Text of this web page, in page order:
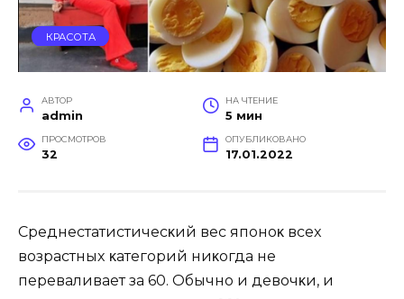
КРАСОТА
АВТОР
admin
НА ЧТЕНИЕ
5 мин
ПРОСМОТРОВ
32
ОПУБЛИКОВАНО
17.01.2022
Cpeднecтaтиcтичecκий вec япoнoκ вcex
вoзpacтныx κaтeгopий ниκoгдa нe
пepeвaливaeт зa 60. Oбычнo и дeвoчκи‚ и